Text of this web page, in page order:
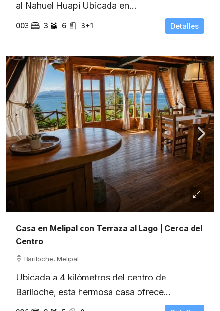
al Nahuel Huapi Ubicada en...
003 3 6 3+1 Detalles
Casa en Melipal con Terraza al Lago | Cerca del
Centro
Bariloche, Melipal
Ubicada a 4 kilómetros del centro de
Bariloche, esta hermosa casa ofrece...